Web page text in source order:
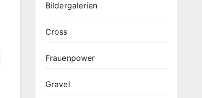
Bildergalerien
Cross
Frauenpower
Gravel